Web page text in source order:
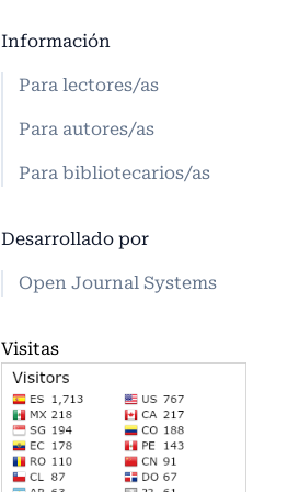
Información
Para lectores/as
Para autores/as
Para bibliotecarios/as
Desarrollado por
Open Journal Systems
Visitas